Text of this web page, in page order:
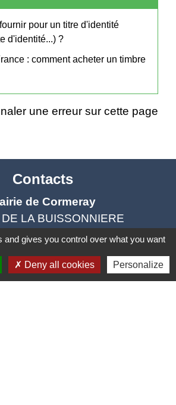
pour un titre d'identité
d'identité...) ?
: comment acheter un timbre
une erreur sur cette page
Contacts
de Cormeray
LA BUISSONNIERE
Cormeray - FRANCE
par formulaire
and gives you control over what you want
Deny all cookies Personalize